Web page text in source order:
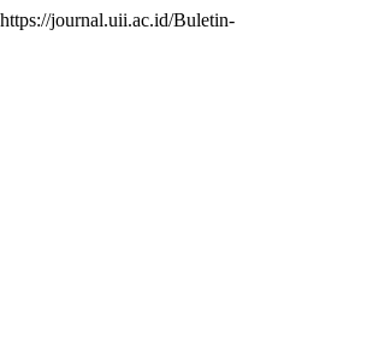
journal.uii.ac.id/Buletin-